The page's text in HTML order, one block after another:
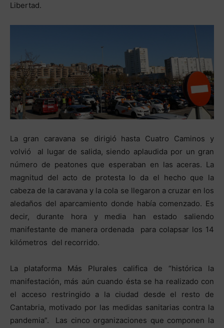
Libertad.
La gran caravana se dirigió hasta Cuatro Caminos y
volvió al lugar de salida, siendo aplaudida por un gran
número de peatones que esperaban en las aceras. La
magnitud del acto de protesta lo da el hecho que la
cabeza de la caravana y la cola se llegaron a cruzar en los
aledaños del aparcamiento donde había comenzado. Es
decir, durante hora y media han estado saliendo
manifestante de manera ordenada para colapsar los 14
kilómetros del recorrido.
La plataforma Más Plurales califica de “histórica la
manifestación, más aún cuando ésta se ha realizado con
el acceso restringido a la ciudad desde el resto de
Cantabria, motivado por las medidas sanitarias contra la
pandemia”. Las cinco organizaciones que componen la